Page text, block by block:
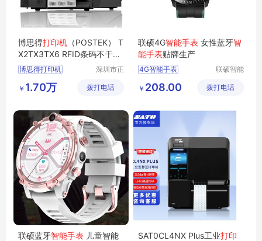
博思得打印机 （POSTEK） T
X2TX3TX6 RFID条码不干胶
标签机工业级
博思得打印机
标签打印机
TX3打印机
深圳市正
有限公司
￥ 1.70万 拨打电话
联硕4G智能手表 女性蓝牙智
能手表贴牌生产
4G智能手表
智能商务手表
蓝牙智能手表
联硕智能
有限公司
￥ 208.00 拨打电话
联硕蓝牙智能手表 儿童智能
SAT0CL4NX Plus工业打印